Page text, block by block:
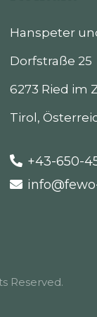
Hanspeter
Dorfstraße 25
6273 Ried im
Tirol,
+43-650-
Reserved.